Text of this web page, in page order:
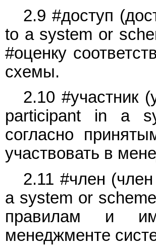
2.9 #доступ
to a system or
#оценку
схемы.
2.10 #участник
participant in a
согласно
участвовать в
2.11 #член
a system or
правилам и
менеджменте